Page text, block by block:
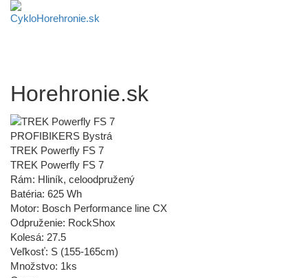
Horehronie.sk
PROFIBIKERS Bystrá
TREK Powerfly FS 7
TREK Powerfly FS 7
Rám: Hliník, celoodpružený
Batéria: 625 Wh
Motor: Bosch Performance line CX
Odpruženie: RockShox
Kolesá: 27.5
Veľkosť: S (155-165cm)
Množstvo: 1ks